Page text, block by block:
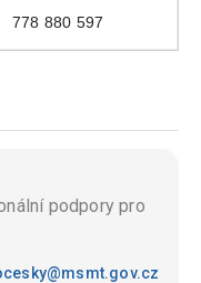
778 880 597
podpory pro